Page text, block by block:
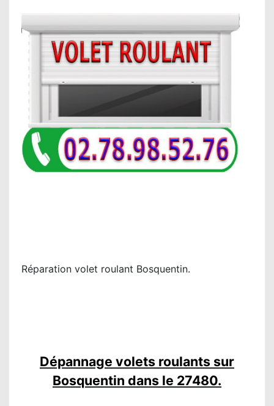
Réparation volet roulant Bosquentin.
Dépannage volets roulants sur
Bosquentin dans le 27480.